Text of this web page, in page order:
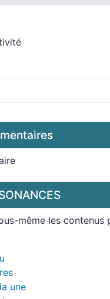
même les contenus
une